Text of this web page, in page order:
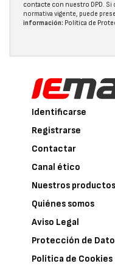
contacte con nuestro DPD. Si
normativa vigente, puede
información: Política de
Identificarse
Registrarse
Contactar
Canal ético
Nuestros productos
Quiénes somos
Aviso Legal
Protección de
Política de Cookies